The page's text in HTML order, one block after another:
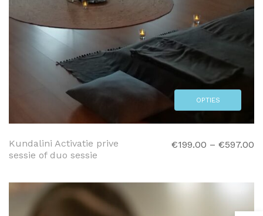
OPTIES
Kundalini Activatie prive
sessie of duo sessie
€199.00 – €597.00